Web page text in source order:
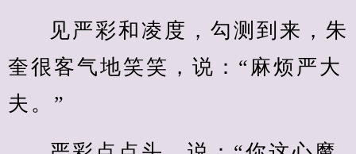
见严彩和凌度，勾测到来，朱
奎很客气地笑笑，说：“麻烦严大
夫。”